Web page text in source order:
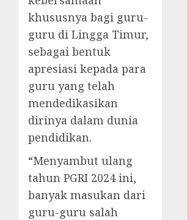
khususnya bagi guru-
guru di Lingga Timur,
sebagai bentuk
apresiasi kepada para
guru yang telah
mendedikasikan
dirinya dalam dunia
pendidikan.
“Menyambut ulang
tahun PGRI 2024 ini,
banyak masukan dari
guru-guru salah